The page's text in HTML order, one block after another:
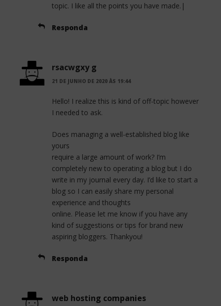
topic. I like all the points you have made.|
Responda
rsacwgxy g
21 DE JUNHO DE 2020 ÀS 19:44
Hello! I realize this is kind of off-topic however
I needed to ask.
Does managing a well-established blog like
yours
require a large amount of work? I’m
completely new to operating a blog but I do
write in my journal every day. I’d like to start a
blog so I can easily share my personal
experience and thoughts
online. Please let me know if you have any
kind of suggestions or tips for brand new
aspiring bloggers. Thankyou!
Responda
web hosting companies